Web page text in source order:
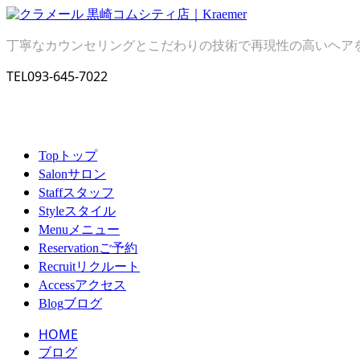
丁寧なカウンセリングとこだわりの技術で再現性の高いヘア
TEL093-645-7022
Top トップ
Salonサロン
Staffスタッフ
Styleスタイル
Menuメニュー
Reservationご予約
Recruitリクルート
Accessアクセス
Blogブログ
HOME
ブログ